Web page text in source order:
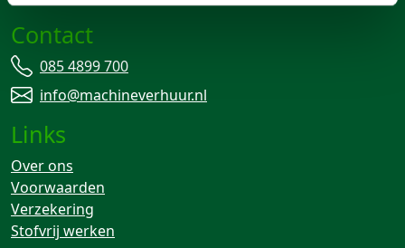
Contact
085 4899 700
info@machineverhuur.nl
Links
Over ons
Voorwaarden
Verzekering
Stofvrij werken